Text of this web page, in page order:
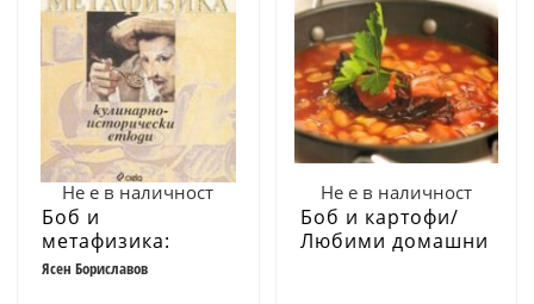
Не е в наличност
Боб и
метафизика:
Кулинарно-
Ясен Бориславов
Не е в наличност
Боб и картофи/
Любими домашни